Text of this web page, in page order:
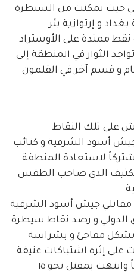
حيث تمكنت من السيطرة
بغداد و إرتوازية بئر
ممتدة على الأوستراد
الثوار في المنطقة إلى
و قسم آخر في القلمون
على تلك النقاط
أسود الشرقية و كتائب
لاستعادة المنطقة
الذي صاحب الطقس
مقاتلي جيش أسود الشرقية
الدولي و رصد نقاط سيطرة
بشكل مفاجئ و بشراسة
على إثره اشتباكات عنيفة
استمرت لمدة ساعتين تقريباً وانتهت بمقتل نحو ١٥